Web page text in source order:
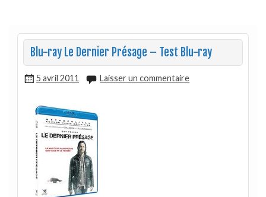
Blu-ray Le Dernier Présage – Test Blu-ray
5 avril 2011 Laisser un commentaire